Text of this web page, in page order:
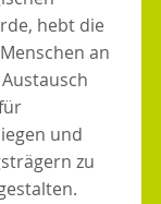
hebt die
an
und
zu